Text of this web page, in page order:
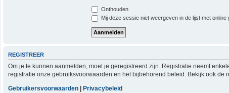
Onthouden
Mij deze sessie niet weergeven in de lijst met online
REGISTREER
Om je te kunnen aanmelden, moet je geregistreerd zijn. Registratie neemt
registratie onze gebruiksvoorwaarden en het bijbehorend beleid. Bekijk ook de
Gebruikersvoorwaarden
Privacybeleid